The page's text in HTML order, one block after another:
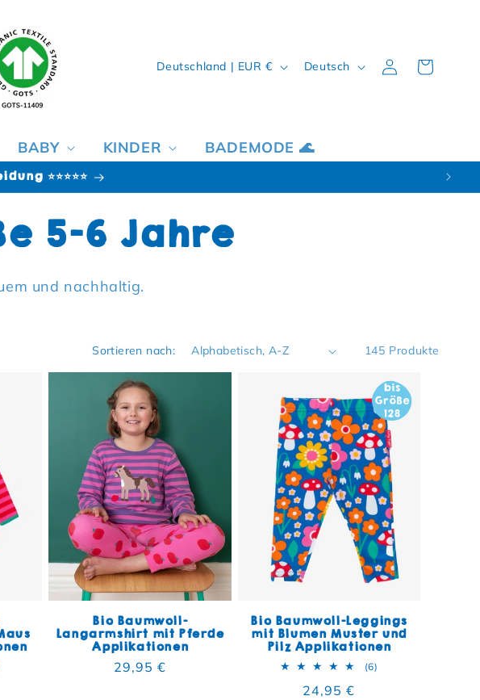
BABY KINDER BADEMODE 🌊
Land/Region
Deutschland | EUR € Sprache
Deutsch Einloggen
Warenkorb
⭐⭐⭐⭐⭐
5-6 Jahre
und nachhaltig.
Sortieren nach: 145 Produkte
5 Bewertungen insgesamt
Bio Baumwoll-
Langarmshirt mit Pferde
Applikationen
Normaler Preis
29,95 €
Bio Baumwoll-Leggings
mit Blumen Muster und
Pilz Applikationen
(6)
Normaler Preis
24,95 €